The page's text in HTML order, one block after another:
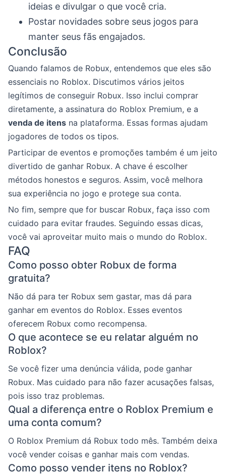
ideias e divulgar o que você cria.
Postar novidades sobre seus jogos para
manter seus fãs engajados.
Conclusão
Quando falamos de Robux, entendemos que eles são
essenciais no Roblox. Discutimos vários jeitos
legítimos de conseguir Robux. Isso inclui comprar
diretamente, a assinatura do Roblox Premium, e a
venda de itens na plataforma. Essas formas ajudam
jogadores de todos os tipos.
Participar de eventos e promoções também é um jeito
divertido de ganhar Robux. A chave é escolher
métodos honestos e seguros. Assim, você melhora
sua experiência no jogo e protege sua conta.
No fim, sempre que for buscar Robux, faça isso com
cuidado para evitar fraudes. Seguindo essas dicas,
você vai aproveitar muito mais o mundo do Roblox.
FAQ
Como posso obter Robux de forma
gratuita?
Não dá para ter Robux sem gastar, mas dá para
ganhar em eventos do Roblox. Esses eventos
oferecem Robux como recompensa.
O que acontece se eu relatar alguém no
Roblox?
Se você fizer uma denúncia válida, pode ganhar
Robux. Mas cuidado para não fazer acusações falsas,
pois isso traz problemas.
Qual a diferença entre o Roblox Premium e
uma conta comum?
O Roblox Premium dá Robux todo mês. Também deixa
você vender coisas e ganhar mais com vendas.
Como posso vender itens no Roblox?